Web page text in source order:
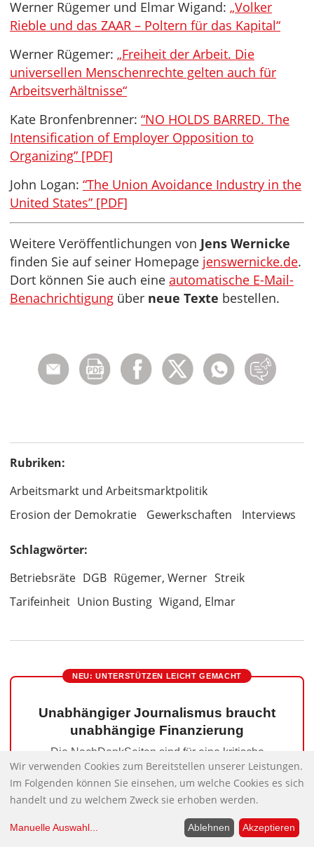
Werner Rügemer und Elmar Wigand: „Volker
Rieble und das ZAAR – Poltern für das Kapital“
Werner Rügemer: „Freiheit der Arbeit. Die
universellen Menschenrechte gelten auch für
Arbeitsverhältnisse“
Kate Bronfenbrenner: “NO HOLDS BARRED. The
Intensification of Employer Opposition to
Organizing” [PDF]
John Logan: “The Union Avoidance Industry in the
United States” [PDF]
Weitere Veröffentlichungen von Jens Wernicke
finden Sie auf seiner Homepage jenswernicke.de.
Dort können Sie auch eine automatische E-Mail-
Benachrichtigung über neue Texte bestellen.
Rubriken:
Arbeitsmarkt und Arbeitsmarktpolitik
Erosion der Demokratie
Gewerkschaften Interviews
Schlagwörter:
Betriebsräte DGB Rügemer, Werner Streik
Tarifeinheit Union Busting Wigand, Elmar
NEU: UNTERSTÜTZEN LEICHT GEMACHT
Unabhängiger Journalismus braucht
unabhängige Finanzierung
Die NachDenkSeiten sind für eine kritische
Meinungsbildung wichtig, das sagen uns sehr, sehr
viele – aber sie kosten auch Geld. Deshalb bitten
wir Sie, liebe Leser, um Ihre Unterstützung.
Wir verwenden Cookies zum Bereitstellen unserer Leistungen.
Im Folgenden können Sie einsehen, um welche Cookies es sich
handelt und zu welchem Zweck sie erhoben werden.
Manuelle Auswahl... Ablehnen Akzeptieren